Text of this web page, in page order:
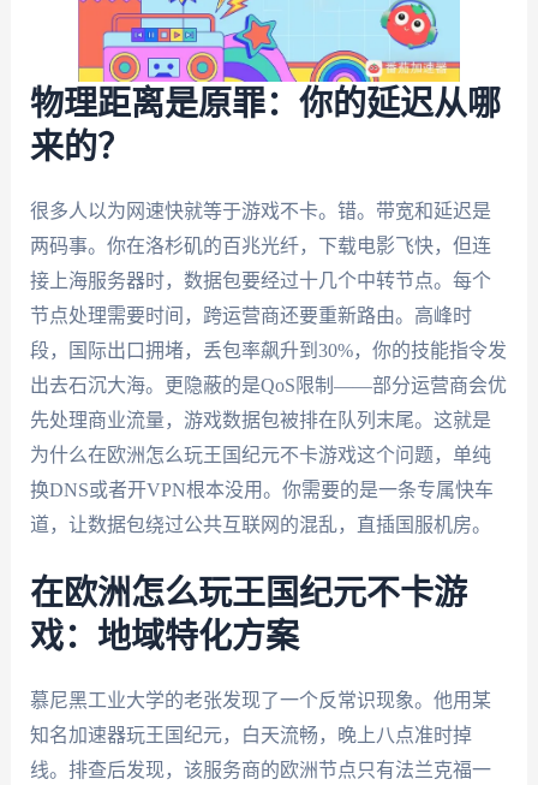
物理距离是原罪：你的延迟从哪
来的？
很多人以为网速快就等于游戏不卡。错。带宽和延迟是
两码事。你在洛杉矶的百兆光纤，下载电影飞快，但连
接上海服务器时，数据包要经过十几个中转节点。每个
节点处理需要时间，跨运营商还要重新路由。高峰时
段，国际出口拥堵，丢包率飙升到30%，你的技能指令发
出去石沉大海。更隐蔽的是QoS限制——部分运营商会优
先处理商业流量，游戏数据包被排在队列末尾。这就是
为什么在欧洲怎么玩王国纪元不卡游戏这个问题，单纯
换DNS或者开VPN根本没用。你需要的是一条专属快车
道，让数据包绕过公共互联网的混乱，直插国服机房。
在欧洲怎么玩王国纪元不卡游
戏：地域特化方案
慕尼黑工业大学的老张发现了一个反常识现象。他用某
知名加速器玩王国纪元，白天流畅，晚上八点准时掉
线。排查后发现，该服务商的欧洲节点只有法兰克福一